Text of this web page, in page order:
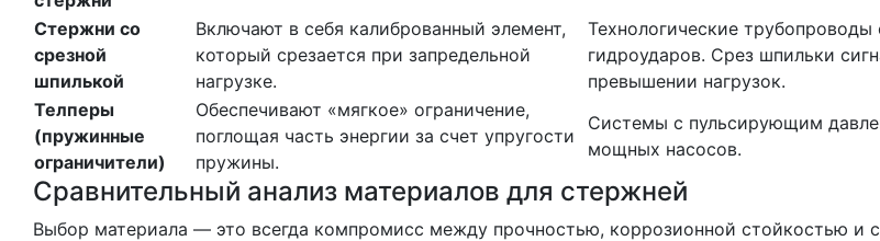
Стержни со
срезной
шпилькой
Включают в себя калиброванный элемент,
который срезается при запредельной
нагрузке.
Технологические трубопроводы
гидроударов. Срез шпильки
превышении нагрузок.
Телперы
(пружинные
ограничители)
Обеспечивают «мягкое» ограничение,
поглощая часть энергии за счет упругости
пружины.
Системы с пульсирующим
мощных насосов.
Сравнительный анализ материалов для стержней
Выбор материала — это всегда компромисс между прочностью, коррозионной стойкостью и